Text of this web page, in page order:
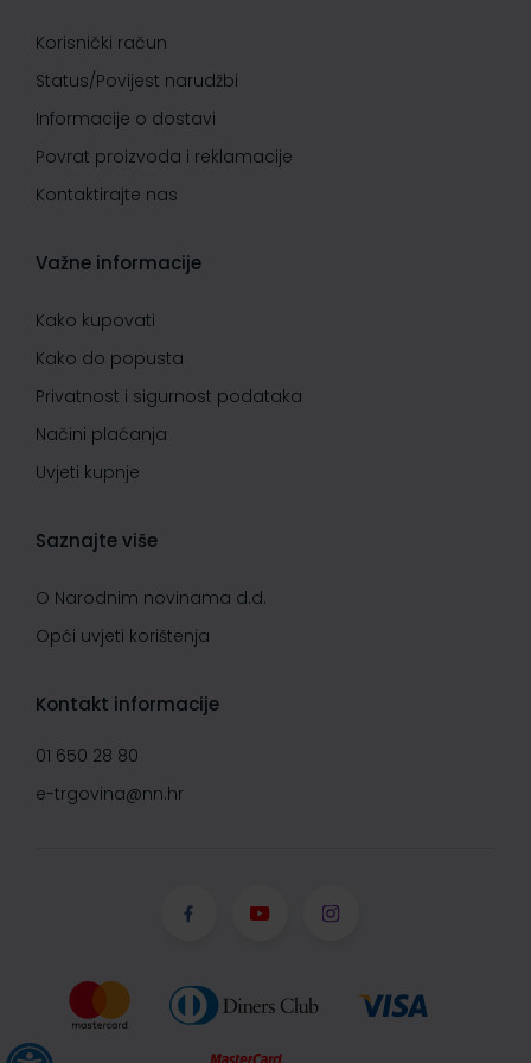
Korisnički račun
Status/Povijest narudžbi
Informacije o dostavi
Povrat proizvoda i reklamacije
Kontaktirajte nas
Važne informacije
Kako kupovati
Kako do popusta
Privatnost i sigurnost podataka
Načini plaćanja
Uvjeti kupnje
Saznajte više
O Narodnim novinama d.d.
Opći uvjeti korištenja
Kontakt informacije
01 650 28 80
e-trgovina@nn.hr